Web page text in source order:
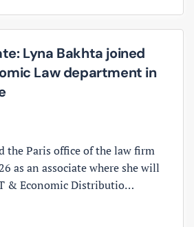
Lyna Bakhta joined
Law department in
the Paris office of the law firm
as an associate where she will
& Economic Distributio…